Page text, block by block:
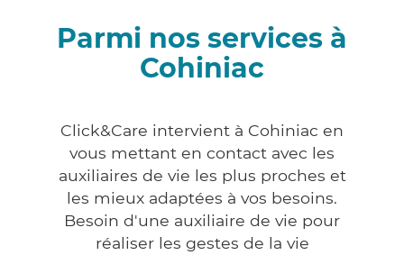
Parmi nos services à
Cohiniac
Click&Care intervient à Cohiniac en
vous mettant en contact avec les
auxiliaires de vie les plus proches et
les mieux adaptées à vos besoins.
Besoin d'une auxiliaire de vie pour
réaliser les gestes de la vie